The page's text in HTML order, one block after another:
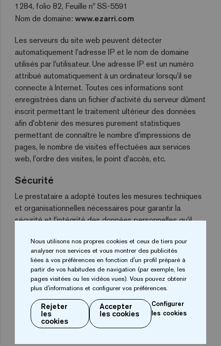
1284, folio 82, Feuille nº SS-5591
Nom de domaine: www.ezarri.com
Les serveurs du site web peuvent détecter
automatiquement l'adresse IP et le nom de domaine
utilisés par l'utilisateur. Une adresse IP est un numéro
attribué automatiquement à un ordinateur lorsqu'il se
connecte à Internet. Toutes ces informations sont
enregistrées dans un fichier d'activité du serveur dûment
inscrit permettant le traitement ultérieur des données
afin d'obtenir des mesures purement statistiques
permettant de connaître le nombre d'impressions de
pages, le nombre de visites effectuées aux services
web, l'ordre des visites, le point d'accès, etc.
Sécurité
Le prestataire a adopté toutes les mesures techniques
et organisationnelles nécessaires pour garantir la
sécurité et l'intégrité des données personnelles qu'il
accès par des tiers non autorisés. Le site web utilise
des techniques de sécurité de l'information
généralement acceptées dans l'industrie, telles que des
pare-feu, des procédures de contrôle d'accès et des
mécanismes cryptographiques, le tout afin d'éviter
l'accès non autorisé aux données. Pour atteindre ces
objectifs, l'utilisateur/client accepte que le prestataire
obtienne des données à des fins d'authentification des
Nous utilisons nos propres cookies et ceux de tiers pour
analyser nos services et vous montrer des publicités
liées à vos préférences en fonction d'un profil préparé à
partir de vos habitudes de navigation (par exemple, les
pages visitées ou les vidéos vues). Vous pouvez obtenir
plus d'informations et configurer vos préférences.
Rejeter
les
cookies
Accepter
les cookies
Configurer
les cookies